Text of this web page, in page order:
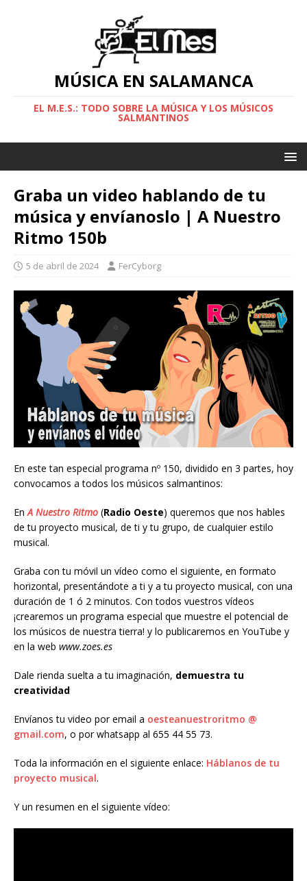
MÚSICA EN SALAMANCA
EL M.E.S.: TODO SOBRE LA MÚSICA Y LOS MÚSICOS
SALMANTINOS
Graba un video hablando de tu
música y envíanoslo | A Nuestro
Ritmo 150b
5 de abril de 2024 FerCyborg
En este tan especial programa nº 150, dividido en 3 partes, hoy
convocamos a todos los músicos salmantinos:
EnA Nuestro Ritmo (Radio Oeste) queremos que nos hables
de tu proyecto musical, de ti y tu grupo, de cualquier estilo
musical.
Graba con tu móvil un vídeo como el siguiente, en formato
horizontal, presentándote a ti y a tu proyecto musical, con una
duración de 1 ó 2 minutos. Con todos vuestros vídeos
¡crearemos un programa especial que muestre el potencial de
los músicos de nuestra tierra! y lo publicaremos en YouTube y
en la web www.zoes.es
Dale rienda suelta a tu imaginación, demuestra tu
creatividad
Envíanos tu video por email a oesteanuestroritmo @
gmail.com, o por whatsapp al 655 44 55 73.
Toda la información en el siguiente enlace: Háblanos de tu
proyecto musical.
Y un resumen en el siguiente vídeo: